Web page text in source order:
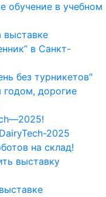
обучение в учебном
выставке
в Санкт-
без турникетов"
дорогие
2025
на склад!
выставку